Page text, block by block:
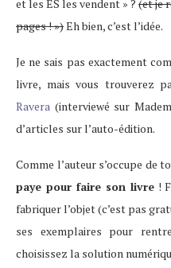
et les ES les vendent » ? (et je
pages ! »)Eh bien, c’est l’idée.
Je ne sais pas exactement
livre, mais vous trouverez
Ravera (interviewé sur
d’articles sur l’auto-édition.
Comme l’auteur s’occupe de
paye pour faire son livre!
fabriquer l’objet (c’est pas
ses exemplaires pour
choisissez la solution